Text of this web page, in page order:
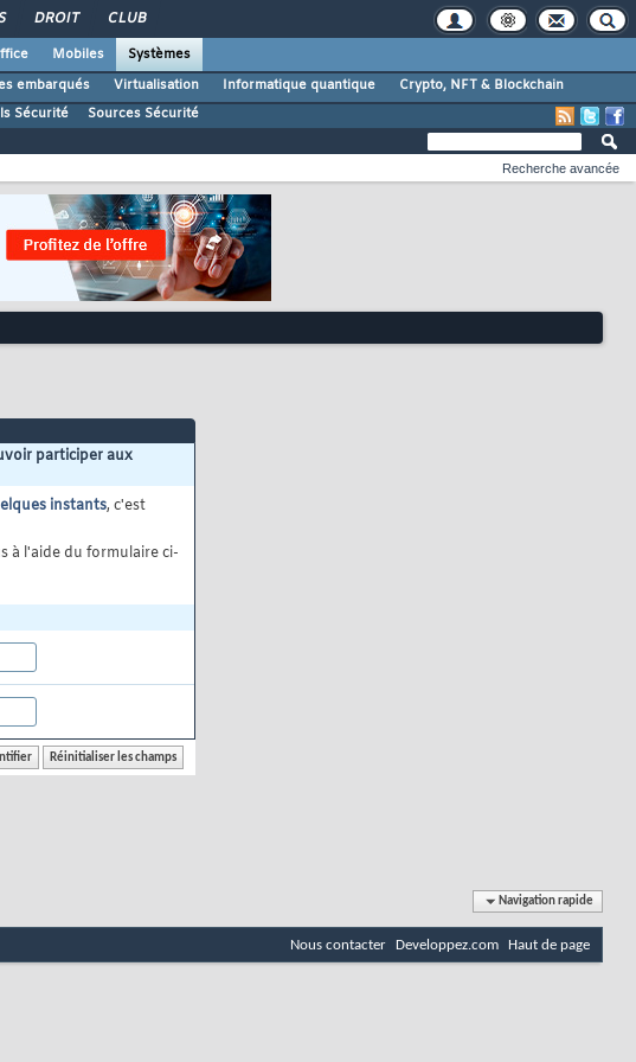
DROIT CLUB
Mobiles
Systèmes
embarqués Virtualisation Informatique quantique
Crypto, NFT & Blockchain
Sécurité Sources Sécurité
Recherche avancée
participer aux
instants, c'est
à l'aide du formulaire ci-
Navigation rapide
Nous contacter Developpez.com Haut de page